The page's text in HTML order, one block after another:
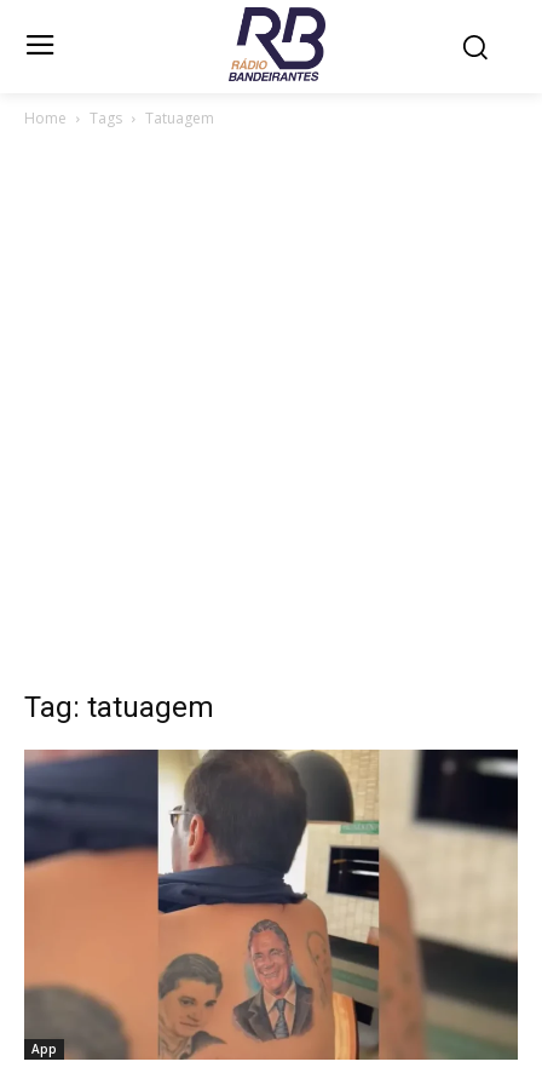
Home Tags Tatuagem
Tag: tatuagem
App